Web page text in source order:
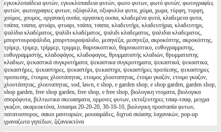
εγκυκλοπαίδεια φυτών, εγκυκλοπαιδεια φυτών, φωτο φυτων, φωτό φυτών, φωτογραφίες
φυτών, φωτογραφιες φυτων, οξύφυλλα, οξυφυλλα φυτα, χώμα, χωμα, τύρφη, τυρφη,
χούμος, χουμος, οργανική ουσία, οργανικη ουσια, κλαδεμένα φυτά, κλαδεμενα φυτα,
τσάπα, τσαπα, φτυάρι, φτυαρι, τσάπα, τσαπα, κλαδευτήρι, κλαδευτήρια, κλαδευτηρι,
ψαλίδια κλαδέματος, ψαλίδι κλαδέματος, ψαλιδι κλαδεματος, ψαλιδια κλαδεματος,
μπορντουροψάλιδα, μπορντουροψαλιδο, μεσηνέζα, μεσηνεζα, ακροκόπτης, ακροκόπτης,
τρίμερ, τριμερ, τρίμμερ, τριμμερ, θαμνοκοπτικό, θαμνοκοπτικο, ευθυγραμμιστης,
ευθυγραμμιστής, κλαδοφάγος, κλαδοφαγος, θρυμματιστής κλαδιών, θρυμματιστης
κλαδιων, ψεκαστικά συγκροτήματα, ψεκαστικα συγκροτηματα, ψεκαστικά, ψεκαστικα,
ψεκαστήρες, ψεκαστηρες, ψεκαστήρι, ψεκαστηρι, ψεκαστήρες προπίεσης, ψεκαστηρες
προπιεσης, έτοιμος χλοοτάπητας, ετοιμος χλοοταπητας, έτοιμο γκαζόν, ετοιμο γκαζον,
χλοοτάπητας, χλοοταπητας, sod, lawn, e shop, e garden shop, e shop garden, garden shop,
shop garden, free shop garden, free shop, e free shop, βιολογικη ντοματα, βιολογικα
σπορόφυτα, βελτιωτικα σκευασματα, ορμονες φυτων, εκτοξευτηρες τσαφ-τσαφ, μειγμα
γκαζον, ακαρεοκτόνα, λιπασμα 20-20-20, 30-10-10, βιολογικη προστασία φυτων,
πατατοσπορος, σακοι μανιταριών, μουσαμάδες, διχτυά σκίασης λαχανικών, pop-up
γραναζωτα γηπέδων, ζιζανιοκτόνα